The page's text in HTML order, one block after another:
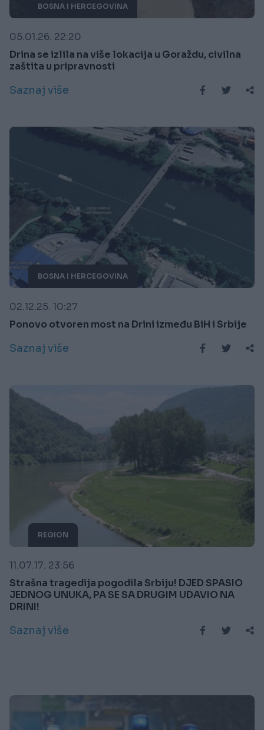
BOSNA I HERCEGOVINA
05.01.26. 22:20
Drina se izlila na više lokacija u Goraždu, civilna
zaštita u pripravnosti
Saznaj više
BOSNA I HERCEGOVINA
02.12.25. 10:27
Ponovo otvoren most na Drini između BiH i Srbije
Saznaj više
REGION
11.07.17. 23:56
Strašna tragedija pogodila Srbiju! DJED SPASIO
JEDNOG UNUKA, PA SE SA DRUGIM UDAVIO NA
DRINI!
Saznaj više